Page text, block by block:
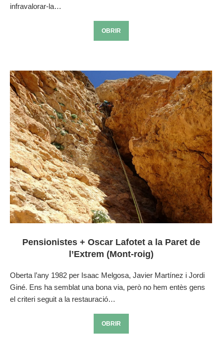
infravalorar-la…
OBRIR
Pensionistes + Oscar Lafotet a la Paret de
l’Extrem (Mont-roig)
Oberta l’any 1982 per Isaac Melgosa, Javier Martínez i Jordi
Giné. Ens ha semblat una bona via, però no hem entès gens
el criteri seguit a la restauració…
OBRIR